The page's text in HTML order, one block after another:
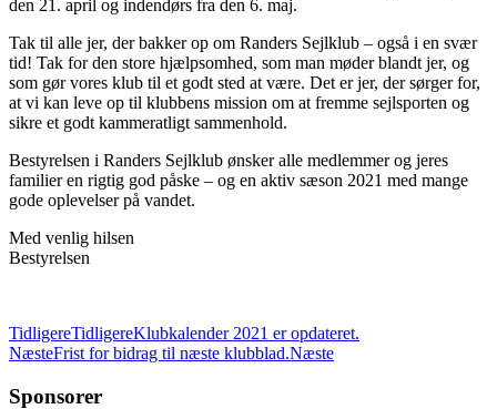
den 21. april og indendørs fra den 6. maj.
Tak til alle jer, der bakker op om Randers Sejlklub – også i en svær
tid! Tak for den store hjælpsomhed, som man møder blandt jer, og
som gør vores klub til et godt sted at være. Det er jer, der sørger for,
at vi kan leve op til klubbens mission om at fremme sejlsporten og
sikre et godt kammeratligt sammenhold.
Bestyrelsen i Randers Sejlklub ønsker alle medlemmer og jeres
familier en rigtig god påske – og en aktiv sæson 2021 med mange
gode oplevelser på vandet.
Med venlig hilsen
Bestyrelsen
TidligereTidligereKlubkalender 2021 er opdateret.
NæsteFrist for bidrag til næste klubblad.Næste
Sponsorer